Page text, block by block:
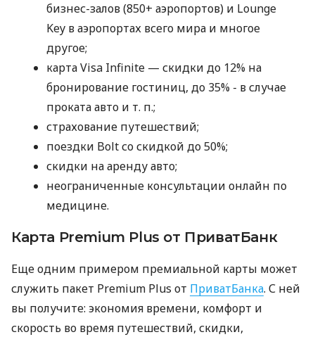
бизнес-залов (850+ аэропортов) и Lounge
Key в аэропортах всего мира и многое
другое;
карта Visa Infinite — скидки до 12% на
бронирование гостиниц, до 35% - в случае
проката авто и т. п.;
страхование путешествий;
поездки Bolt со скидкой до 50%;
скидки на аренду авто;
неограниченные консультации онлайн по
медицине.
Карта Premium Plus от ПриватБанк
Еще одним примером премиальной карты может
служить пакет Premium Plus от ПриватБанка. С ней
вы получите: экономия времени, комфорт и
скорость во время путешествий, скидки,